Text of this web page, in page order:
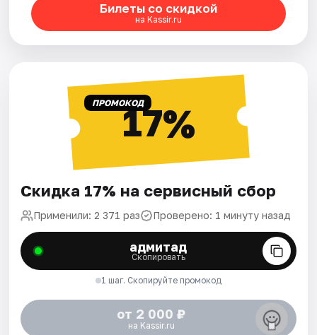
Билеты со скидкой
на Kassir.ru
ПРОМОКОД17%
Скидка 17% на сервисный сбор
Применили: 2 371 раз Проверено: 1 минуту назад
адмитад
Скопировать
1 шаг. Скопируйте промокод
от 2 000 ₽
на Kassir.ru